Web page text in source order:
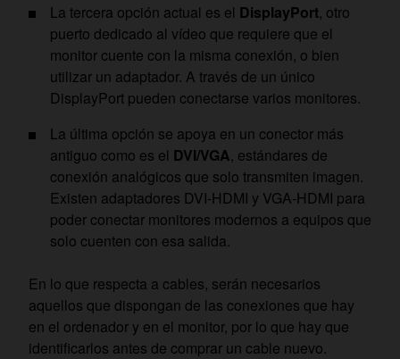
La tercera opción actual es el DisplayPort, otro
puerto dedicado al vídeo que requiere que el
monitor cuente con la misma conexión, o bien
utilizar un adaptador. A través de un único
DisplayPort pueden conectarse varios monitores.
La última opción se apoya en un conector más
antiguo como es el DVI/VGA, estándares de
conexión analógicos que solo transmiten imagen.
Existen adaptadores DVI-HDMI y VGA-HDMI para
poder conectar monitores modernos a equipos que
solo cuenten con esa salida.
En lo que respecta a cables, serán necesarios
aquellos que dispongan de las conexiones que hay
en el ordenador y en el monitor, por lo que hay que
identificarlos antes de comprar un cable nuevo.